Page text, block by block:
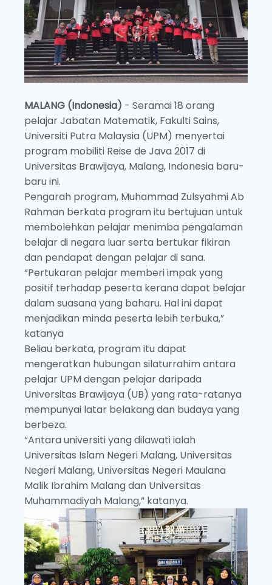
MALANG (Indonesia) - Seramai 18 orang
pelajar Jabatan Matematik, Fakulti Sains,
Universiti Putra Malaysia (UPM) menyertai
program mobiliti Reise de Java 2017 di
Universitas Brawijaya, Malang, Indonesia baru-
baru ini.
Pengarah program, Muhammad Zulsyahmi Ab
Rahman berkata program itu bertujuan untuk
membolehkan pelajar menimba pengalaman
belajar di negara luar serta bertukar fikiran
dan pendapat dengan pelajar di sana.
“Pertukaran pelajar memberi impak yang
positif terhadap peserta kerana dapat belajar
dalam suasana yang baharu. Hal ini dapat
menjadikan minda peserta lebih terbuka,”
katanya
Beliau berkata, program itu dapat
mengeratkan hubungan silaturrahim antara
pelajar UPM dengan pelajar daripada
Universitas Brawijaya (UB) yang rata-ratanya
mempunyai latar belakang dan budaya yang
berbeza.
“Antara universiti yang dilawati ialah
Universitas Islam Negeri Malang, Universitas
Negeri Malang, Universitas Negeri Maulana
Malik Ibrahim Malang dan Universitas
Muhammadiyah Malang,” katanya.